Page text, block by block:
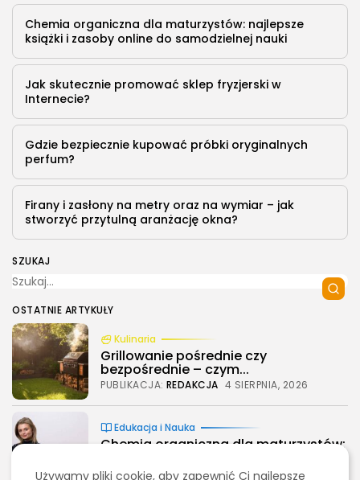
2026 - Bookini.pl Wszelkie prawa zastrzeżone.
Treści umieszczone na stornie są chronione
Chemia organiczna dla maturzystów: najlepsze
książki i zasoby online do samodzielnej nauki
Jak skutecznie promować sklep fryzjerski w
Internecie?
Gdzie bezpiecznie kupować próbki oryginalnych
perfum?
Firany i zasłony na metry oraz na wymiar – jak
stworzyć przytulną aranżację okna?
SZUKAJ
OSTATNIE ARTYKUŁY
Kulinaria
Grillowanie pośrednie czy
bezpośrednie – czym...
PUBLIKACJA: REDAKCJA 4 SIERPNIA, 2026
Edukacja i Nauka
Chemia organiczna dla maturzystów:
PUBLIKACJA:REDAKCJA 3 SIERPNIA, 2026
Używamy pliki cookie, aby zapewnić Ci najlepsze